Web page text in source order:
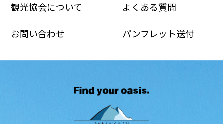
観光協会について よくある質問
お問い合わせ パンフレット送付